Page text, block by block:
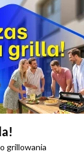
grillowania